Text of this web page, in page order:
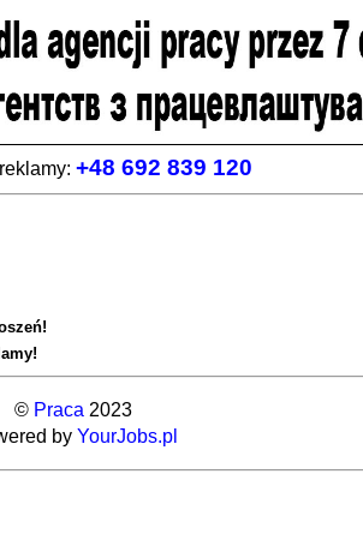
+48 692 839 120
© Praca 2023
by YourJobs.pl